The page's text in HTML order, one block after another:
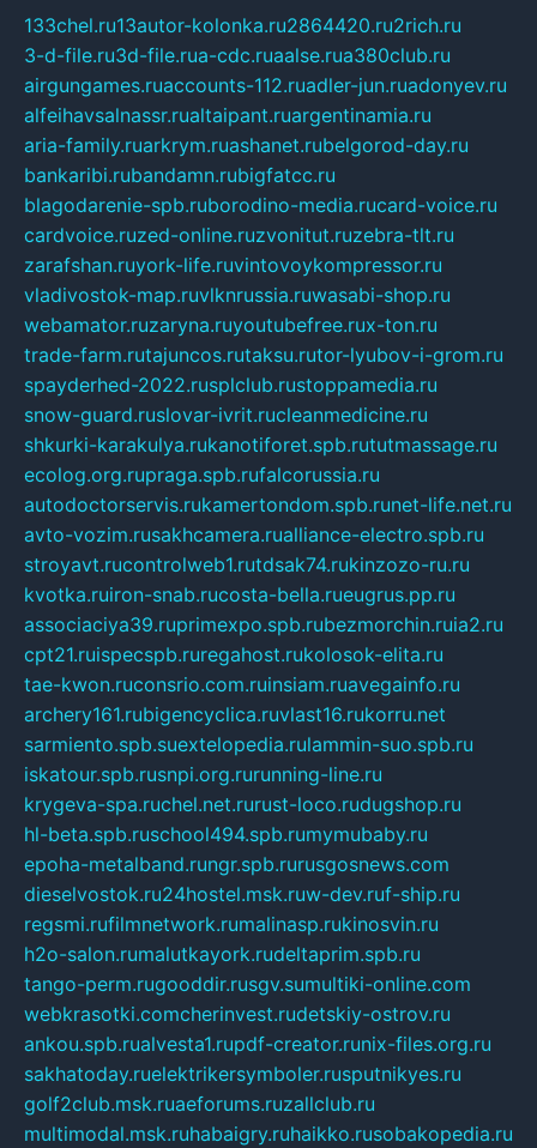
133chel.ru13autor-kolonka.ru2864420.ru2rich.ru
3-d-file.ru3d-file.rua-cdc.ruaalse.rua380club.ru
airgungames.ruaccounts-112.ruadler-jun.ruadonyev.ru
alfeihavsalnassr.rualtaipant.ruargentinamia.ru
aria-family.ruarkrym.ruashanet.rubelgorod-day.ru
bankaribi.rubandamn.rubigfatcc.ru
blagodarenie-spb.ruborodino-media.rucard-voice.ru
cardvoice.ruzed-online.ruzvonitut.ruzebra-tlt.ru
zarafshan.ruyork-life.ruvintovoykompressor.ru
vladivostok-map.ruvlknrussia.ruwasabi-shop.ru
webamator.ruzaryna.ruyoutubefree.rux-ton.ru
trade-farm.rutajuncos.rutaksu.rutor-lyubov-i-grom.ru
spayderhed-2022.rusplclub.rustoppamedia.ru
snow-guard.ruslovar-ivrit.rucleanmedicine.ru
shkurki-karakulya.rukanotiforet.spb.rututmassage.ru
ecolog.org.rupraga.spb.rufalcorussia.ru
autodoctorservis.rukamertondom.spb.runet-life.net.ru
avto-vozim.rusakhcamera.rualliance-electro.spb.ru
stroyavt.rucontrolweb1.rutdsak74.rukinzozo-ru.ru
kvotka.ruiron-snab.rucosta-bella.rueugrus.pp.ru
associaciya39.ruprimexpo.spb.rubezmorchin.ruia2.ru
cpt21.ruispecspb.ruregahost.rukolosok-elita.ru
tae-kwon.ruconsrio.com.ruinsiam.ruavegainfo.ru
archery161.rubigencyclica.ruvlast16.rukorru.net
sarmiento.spb.suextelopedia.rulammin-suo.spb.ru
iskatour.spb.rusnpi.org.rurunning-line.ru
krygeva-spa.ruchel.net.rurust-loco.rudugshop.ru
hl-beta.spb.ruschool494.spb.rumymubaby.ru
epoha-metalband.rungr.spb.rurusgosnews.com
dieselvostok.ru24hostel.msk.ruw-dev.ruf-ship.ru
regsmi.rufilmnetwork.rumalinasp.rukinosvin.ru
h2o-salon.rumalutkayork.rudeltaprim.spb.ru
tango-perm.rugooddir.rusgv.sumultiki-online.com
webkrasotki.comcherinvest.rudetskiy-ostrov.ru
ankou.spb.rualvesta1.rupdf-creator.runix-files.org.ru
sakhatoday.ruelektrikersymboler.rusputnikyes.ru
golf2club.msk.ruaeforums.ruzallclub.ru
multimodal.msk.ruhabaigry.ruhaikko.rusobakopedia.ru